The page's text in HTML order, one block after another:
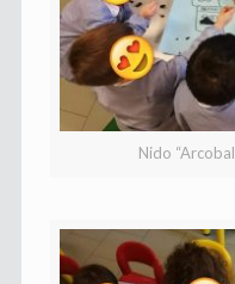
Nido